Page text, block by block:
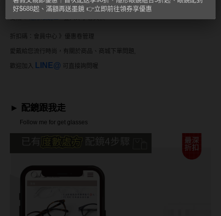
AIDAI 品牌鏡框 / 人氣日本高碳鋼無螺絲流行鏡框
愛戴 /隱形眼鏡區 登入即享會員價
折扣碼： 會員中心 》優惠卷管理
愛戴給您流行時尚，有關於商品、商城下單問題,
歡迎加入 LINE@ 可直接詢問喔
► 配鏡跟我走
Follow me for get glasses
好$688起、滿額再送墨鏡 👉立即前往領券享優惠